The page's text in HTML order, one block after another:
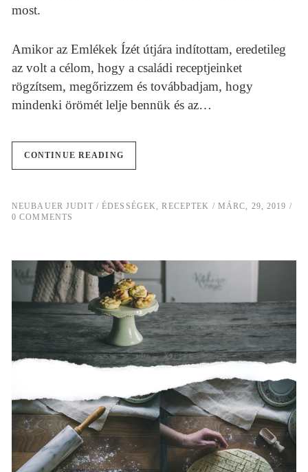
most.
Amikor az Emlékek Ízét útjára indítottam, eredetileg
az volt a célom, hogy a családi receptjeinket
rögzítsem, megőrizzem és továbbadjam, hogy
mindenki örömét lelje bennük és az…
CONTINUE READING
NEUBAUER JUDIT ÉDESSÉGEK ,RECEPTEK
MÁRC, 29, 2019
0 COMMENTS